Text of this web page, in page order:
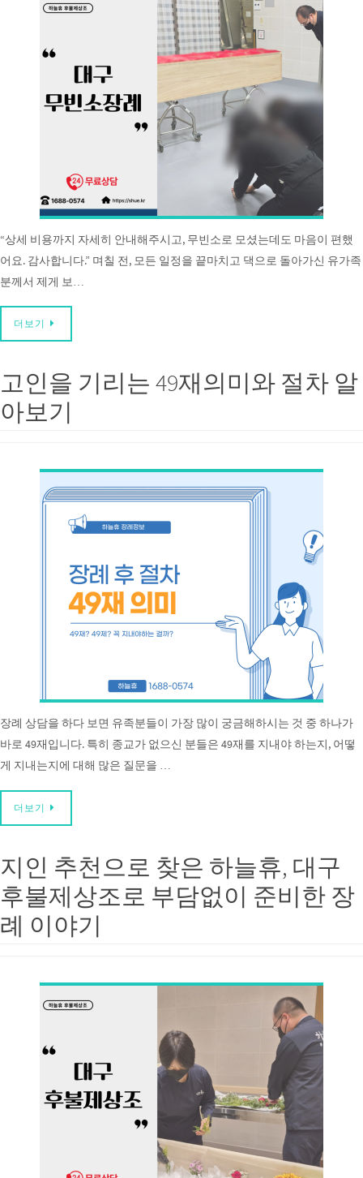
“상세 비용까지 자세히 안내해주시고, 무빈소로 모셨는데도 마음이 편했
어요. 감사합니다.” 며칠 전, 모든 일정을 끝마치고 댁으로 돌아가신 유가족
분께서 제게 보…
더보기
고인을 기리는 49재의미와 절차 알
아보기
장례 상담을 하다 보면 유족분들이 가장 많이 궁금해하시는 것 중 하나가
바로 49재입니다. 특히 종교가 없으신 분들은 49재를 지내야 하는지, 어떻
게 지내는지에 대해 많은 질문을 …
더보기
지인 추천으로 찾은 하늘휴, 대구
후불제상조로 부담없이 준비한 장
례 이야기